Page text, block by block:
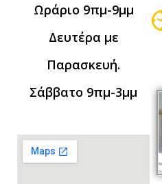
Ωράριο 9πμ-9μμ
Δευτέρα με
Παρασκευή.
Σάββατο 9πμ-3μμ